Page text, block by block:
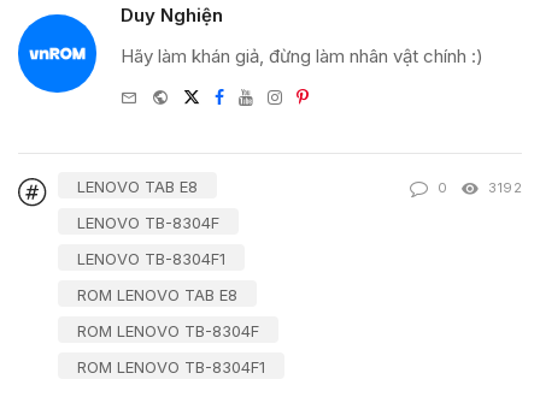
Duy Nghiện
Hãy làm khán giả, đừng làm nhân vật chính :)
e-
WebsiteTwitter
Facebook
YoutubeInstagram
Pinterest
LENOVO TAB E8
LENOVO TB-8304F
LENOVO TB-8304F1
ROM LENOVO TAB E8
ROM LENOVO TB-8304F
ROM LENOVO TB-8304F1
0 3192